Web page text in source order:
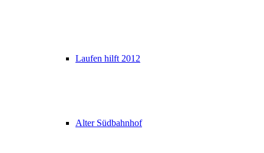
Laufen hilft 2012
Alter Südbahnhof